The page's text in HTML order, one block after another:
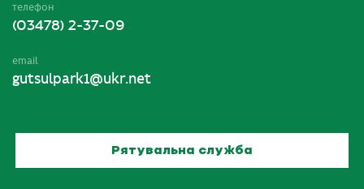
телефон
(03478) 2-37-09
email
gutsulpark1@ukr.net
Рятувальна служба